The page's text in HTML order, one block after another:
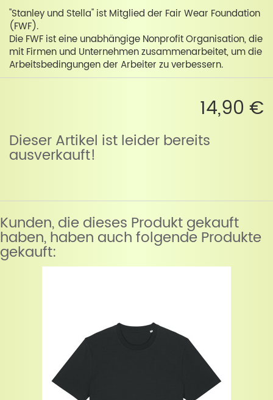
"Stanley und Stella" ist Mitglied der Fair Wear Foundation
(FWF).
Die FWF ist eine unabhängige Nonprofit Organisation, die
mit Firmen und Unternehmen zusammenarbeitet, um die
Arbeitsbedingungen der Arbeiter zu verbessern.
14,90 €
Dieser Artikel ist leider bereits
ausverkauft!
Kunden, die dieses Produkt gekauft
haben, haben auch folgende Produkte
gekauft: